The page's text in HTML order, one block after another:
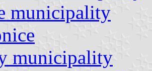
municipality
municipality